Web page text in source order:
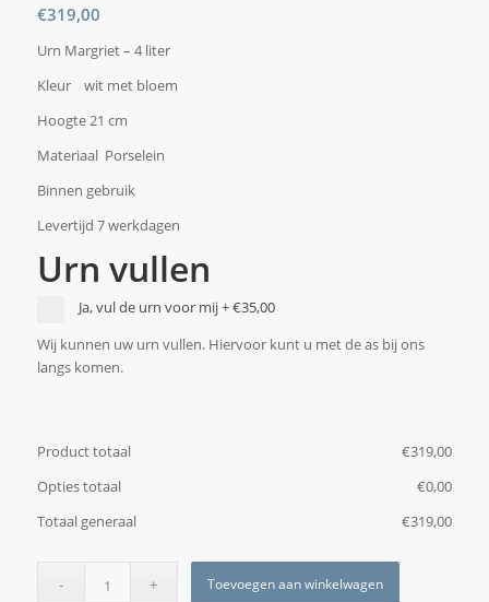
€319,00
Urn Margriet – 4 liter
Kleur wit met bloem
Hoogte 21 cm
Materiaal Porselein
Binnen gebruik
Levertijd 7 werkdagen
Urn vullen
Ja, vul de urn voor mij+€35,00
Wij kunnen uw urn vullen. Hiervoor kunt u met de as bij ons
langs komen.
Product totaal €‎319,00
Opties totaal
€‎0,00
Totaal generaal
€‎319,00
Toevoegen aan winkelwagen